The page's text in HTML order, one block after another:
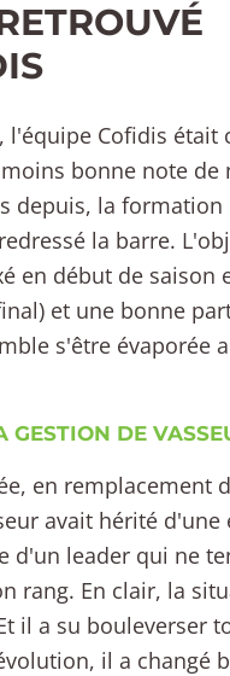
l'équipe Cofidis était
bonne note de
depuis, la formation
la barre.
en début de saison
et une bonne
s'être évaporée
GESTION DE
en remplacement
avait hérité
d'un leader qui ne
rang. En clair, la
il a su bouleverser
il a changé